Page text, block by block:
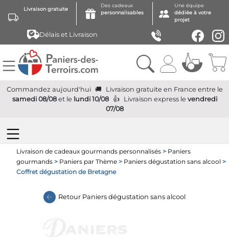
Livraison gratuite
Des cadeaux
personnalisables
Une équipe
dédiée à votre
projet
Délais et Livraison
Commandez aujourd'hui Livraison gratuite en France entre le
samedi 08/08et le lundi 10/08 Livraison expressle vendredi
07/08
Livraison de cadeaux gourmands personnalisés > Paniers
gourmands > Paniers par Thème > Paniers dégustation sans alcool >
Coffret dégustation de Bretagne
Retour Paniers dégustation sans alcool